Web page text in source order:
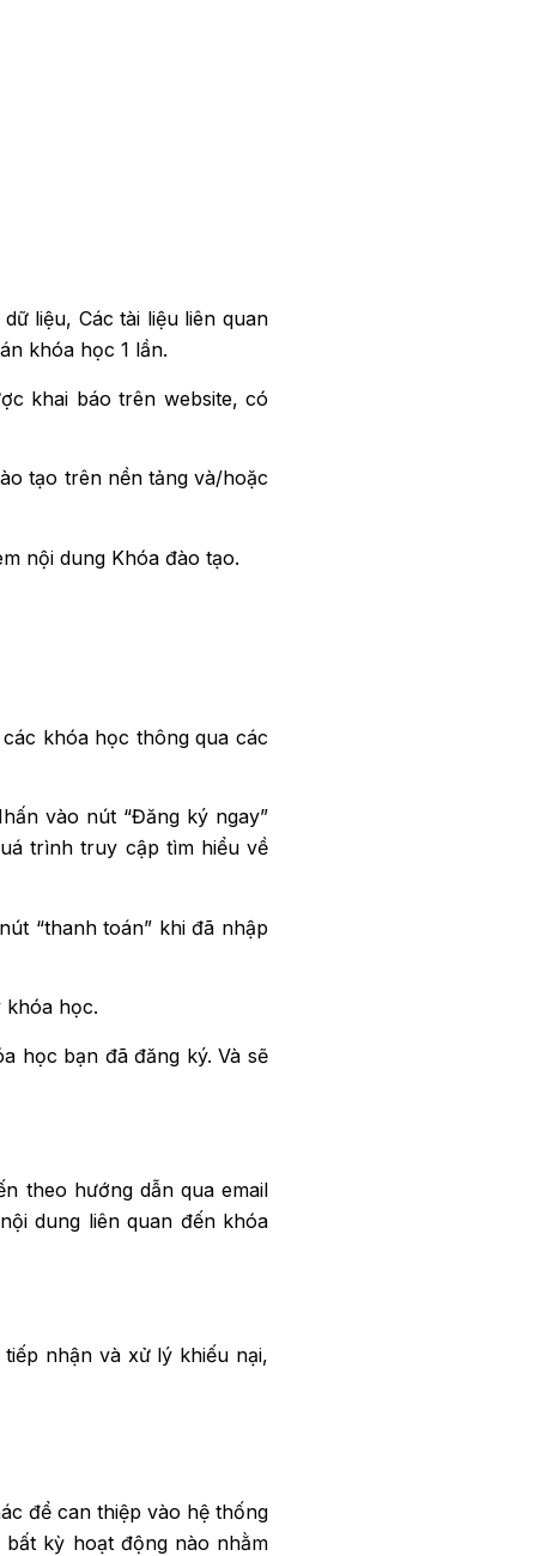
liệu, Các tài liệu liên quan
khóa học 1 lần.
khai báo trên website, có
tạo trên nền tảng và/hoặc
nội dung Khóa đào tạo.
khóa học thông qua các
vào nút “Đăng ký ngay”
trình truy cập tìm hiểu về
“thanh toán” khi đã nhập
khóa học.
học bạn đã đăng ký. Và sẽ
theo hướng dẫn qua email
dung liên quan đến khóa
nhận và xử lý khiếu nại,
để can thiệp vào hệ thống
kỳ hoạt động nào nhằm